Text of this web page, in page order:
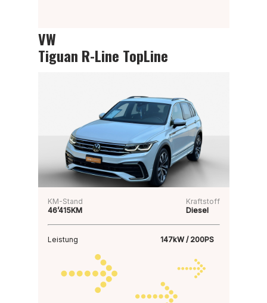
VW
Tiguan R-Line TopLine
KM-Stand
46’415KM
Kraftstoff
Diesel
Leistung 147kW / 200PS